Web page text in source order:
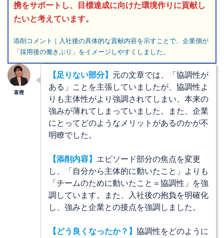
携をサポートし、目標達成に向けた環境作りに貢献し
たいと考えています。
添削コメント｜入社後の具体的な貢献内容を示すことで、企業側が
「採用後の働きぶり」をイメージしやすくしました。
【足りない部分】 元の文章では、「協調性が
ある」ことを主張していましたが、協調性よ
りも主体性がより強調されてしまい、本来の
強みが薄れてしまっていました。また、企業
にとってどのようなメリットがあるのかが不
明瞭でした。
【添削内容】 エピソード部分の焦点を変更
し、「自分から主体的に動いたこと」よりも
「チームのために動いたこと＝協調性」を強
調しています。また、入社後の抱負を明確化
し、強みと企業との接点を強調しました。
【 どう良くなったか？ 】 協調性をどのように